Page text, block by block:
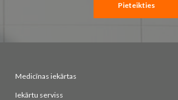
Pieteikties
Medicīnas iekārtas
Iekārtu serviss